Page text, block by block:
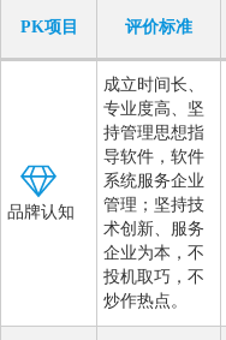
PK项目 评价标准
品牌认知
成立时间长、
专业度高、坚
持管理思想指
导软件，软件
系统服务企业
管理；坚持技
术创新、服务
企业为本，不
投机取巧，不
炒作热点。